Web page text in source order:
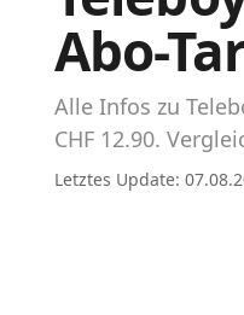
Tablets, Hotspots und
Handy-Abo
alte Tarifrechner im
Abo-
Alle Infos zu
CHF 12.90.
Letztes Update: